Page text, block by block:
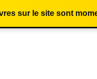
sur le site sont